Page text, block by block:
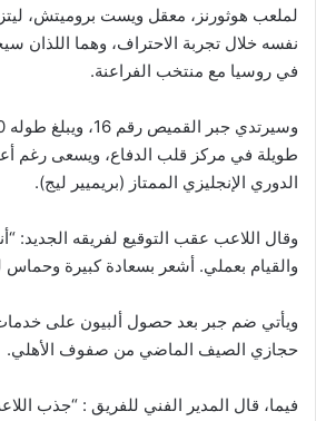
لملعب هوثورنز، معقل ويست بروميتش،
في روسيا مع منتخب الفراعنة.
الدوري الإنجليزي الممتاز (بريميير ليج).
وقال اللاعب عقب التوقيع لفريقه الجديد:
والقيام بعملي. أشعر بسعادة كبيرة وحماس
ويأتي ضم جبر بعد حصول ألبيون على
حجازي الصيف الماضي من صفوف الأهلي.
فيما، قال المدير الفني للفريق : “جذب